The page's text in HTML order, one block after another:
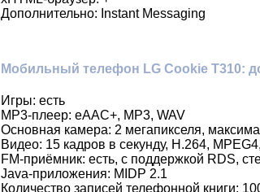
Дополнительно: Instant Messaging
Мобильный телефон LG Cookie T310:
Игры: есть
MP3-плеер: eAAC+, MP3, WAV
Основная камера: 2 мегапикселя,
Видео: 15 кадров в секунду, H.264,
FM-приёмник: есть, с поддержкой RDS,
Java-приложения: MIDP 2.1
Количество записей телефонной книги: